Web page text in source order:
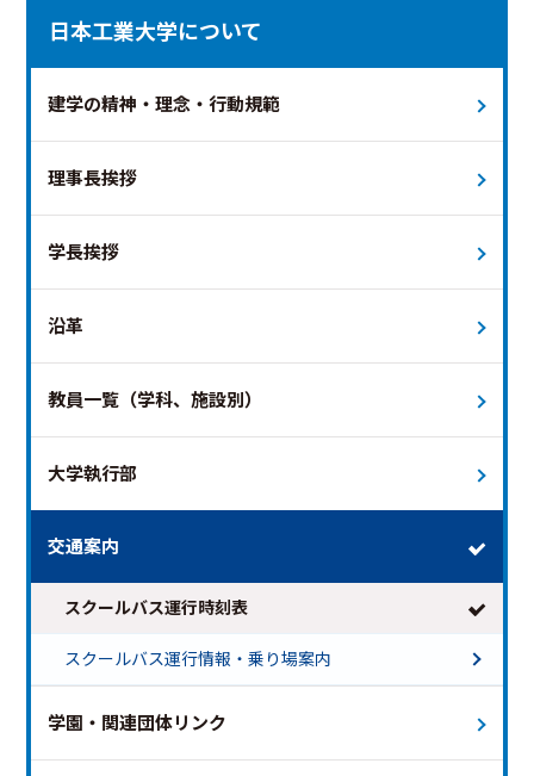
日本工業大学について
建学の精神・理念・行動規範
理事長挨拶
学長挨拶
沿革
教員一覧（学科、施設別）
大学執行部
交通案内
スクールバス運行時刻表
スクールバス運行情報・乗り場案内
学園・関連団体リンク
次の月 >
日 月 火 水 木 金
土
9
10
※日付を選択すると時刻表が表示されます
土曜ダイヤ 終バス18時台（新白岡便のみ運行）
特別ダイヤ（オープンキャンパス）
運休日
未定 本日